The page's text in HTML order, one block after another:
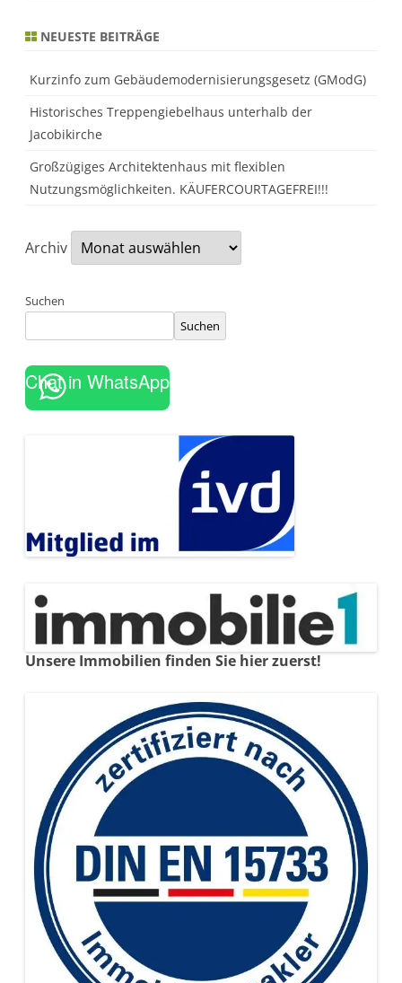
.
NEUESTE BEITRÄGE
Kurzinfo zum Gebäudemodernisierungsgesetz (GModG)
Historisches Treppengiebelhaus unterhalb der
Jacobikirche
Großzügiges Architektenhaus mit flexiblen
Nutzungsmöglichkeiten. KÄUFERCOURTAGEFREI!!!
Archiv
Suchen
Suchen
Chat in WhatsApp
Unsere Immobilien finden Sie hier zuerst!